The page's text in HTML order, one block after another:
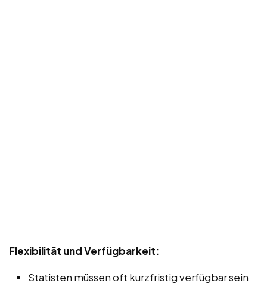
Flexibilität und Verfügbarkeit:
Statisten müssen oft kurzfristig verfügbar sein